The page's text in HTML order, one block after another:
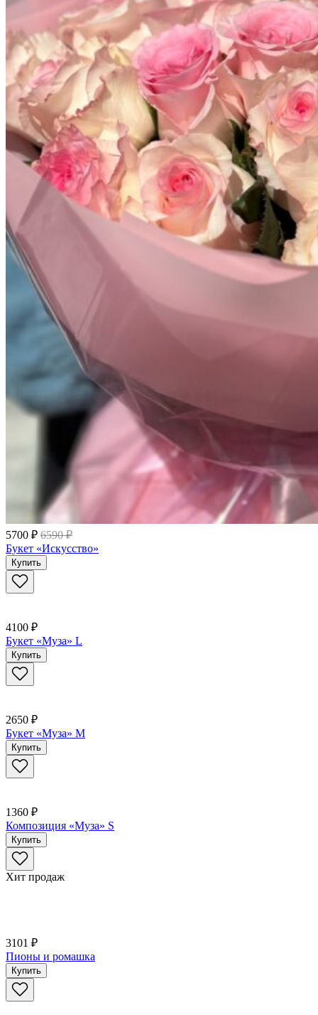
5700 ₽ 6590 ₽
Букет «Искусство»
Купить
4100 ₽
Букет «Муза» L
Купить
2650 ₽
Букет «Муза» M
Купить
1360 ₽
Композиция «Муза» S
Купить
Хит продаж
3101 ₽
Пионы и ромашка
Купить